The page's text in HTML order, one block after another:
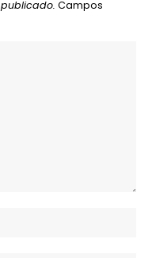
Campos